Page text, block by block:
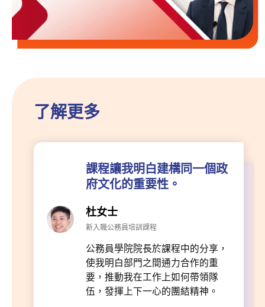
了解更多
課程讓我明白建構同一個政
府文化的重要性。
杜女士
新入職公務員培訓課程
公務員學院院長於課程中的分享，
使我明白部門之間通力合作的重
要，推動我在工作上如何帶領隊
伍，發揮上下一心的團結精神。